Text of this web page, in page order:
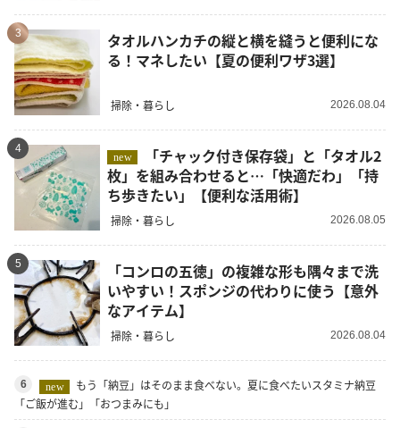
3
タオルハンカチの縦と横を縫うと便利にな
る！マネしたい【夏の便利ワザ3選】
掃除・暮らし 2026.08.04
4
new
枚」を組み合わせると…「快適だわ」「持
ち歩きたい」【便利な活用術】
掃除・暮らし 2026.08.05
5
「コンロの五徳」の複雑な形も隅々まで洗
いやすい！スポンジの代わりに使う【意外
なアイテム】
掃除・暮らし 2026.08.04
6 new
もう「納豆」はそのまま食べない。夏に食べたいスタミナ納豆
「ご飯が進む」「おつまみにも」